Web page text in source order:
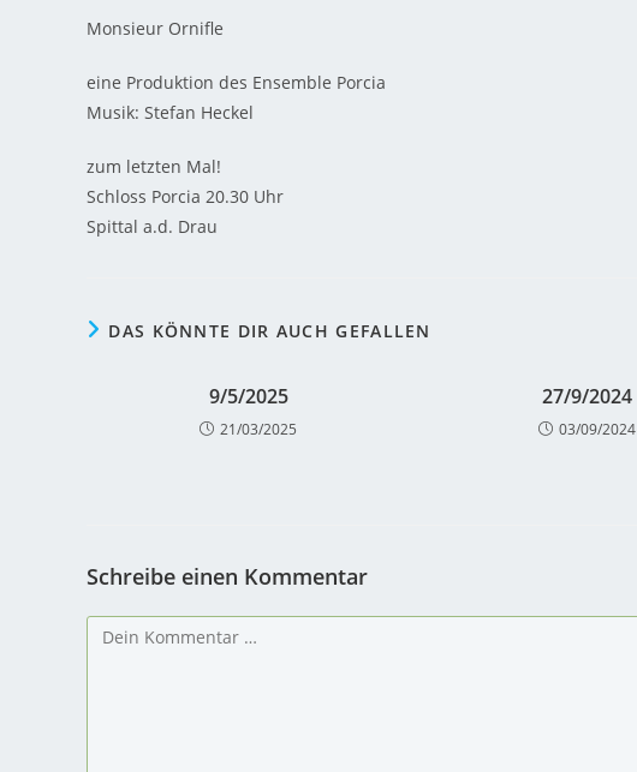
Monsieur Ornifle
eine Produktion des Ensemble Porcia
Musik: Stefan Heckel
zum letzten Mal!
Schloss Porcia 20.30 Uhr
Spittal a.d. Drau
DAS KÖNNTE DIR AUCH GEFALLEN
9/5/2025
21/03/2025
27/9/2024
03/09/2024
Schreibe einen Kommentar